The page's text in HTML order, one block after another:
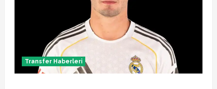
Transfer Haberleri